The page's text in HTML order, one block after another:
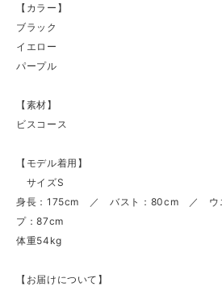
【カラー】
ブラック
イエロー
パープル
【素材】
ビスコース
【モデル着用】
サイズS
身長：175cm ／ バスト：80cm ／ ウ
プ：87cm
体重54kg
【お届けについて】